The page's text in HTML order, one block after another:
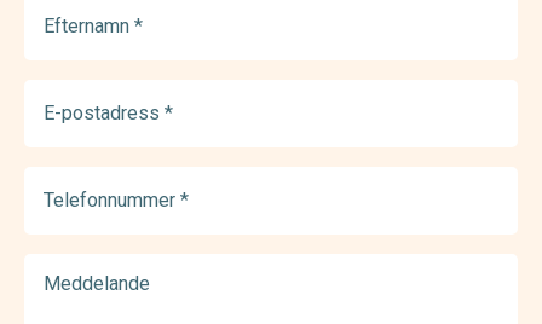
(Required)
postadress
(Required)